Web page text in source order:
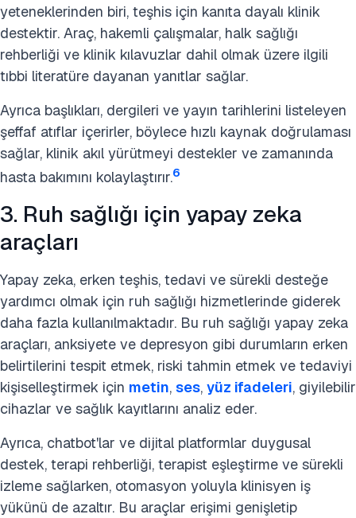
yeteneklerinden biri, teşhis için kanıta dayalı klinik
destektir. Araç, hakemli çalışmalar, halk sağlığı
rehberliği ve klinik kılavuzlar dahil olmak üzere ilgili
tıbbi literatüre dayanan yanıtlar sağlar.
Ayrıca başlıkları, dergileri ve yayın tarihlerini listeleyen
şeffaf atıflar içerirler, böylece hızlı kaynak doğrulaması
sağlar, klinik akıl yürütmeyi destekler ve zamanında
hasta bakımını kolaylaştırır.6
3. Ruh sağlığı için yapay zeka
araçları
Yapay zeka, erken teşhis, tedavi ve sürekli desteğe
yardımcı olmak için ruh sağlığı hizmetlerinde giderek
daha fazla kullanılmaktadır. Bu ruh sağlığı yapay zeka
araçları, anksiyete ve depresyon gibi durumların erken
belirtilerini tespit etmek, riski tahmin etmek ve tedaviyi
kişiselleştirmek için metin, ses, yüz ifadeleri, giyilebilir
cihazlar ve sağlık kayıtlarını analiz eder.
Ayrıca, chatbot'lar ve dijital platformlar duygusal
destek, terapi rehberliği, terapist eşleştirme ve sürekli
izleme sağlarken, otomasyon yoluyla klinisyen iş
yükünü de azaltır. Bu araçlar erişimi genişletip